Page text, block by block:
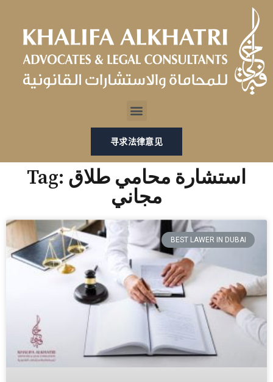
Menu
寻求法律意见
Tag: استشارة محامي طلاق
مجاني
BEST LAWER IN DUBAI